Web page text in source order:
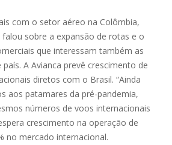
com o setor aéreo na Colômbia,
sobre a expansão de rotas e o
que interessam também as
A Avianca prevê crescimento de
diretos com o Brasil. “Ainda
aos patamares da pré-pandemia,
números de voos internacionais
crescimento na operação de
no mercado internacional.